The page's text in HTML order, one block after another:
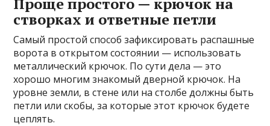
створках и ответные петли
Самый простой способ зафиксировать распашные
ворота в открытом состоянии — использовать
металлический крючок. По сути дела — это
хорошо многим знакомый дверной крючок. На
уровне земли, в стене или на столбе должны быть
петли или скобы, за которые этот крючок будете
цеплять.